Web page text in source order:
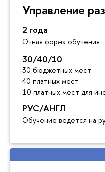
Управление
2 года
Очная форма обучения
30/40/10
30 бюджетных мест
40 платных мест
10 платных мест для
РУС/АНГЛ
Обучение ведется на